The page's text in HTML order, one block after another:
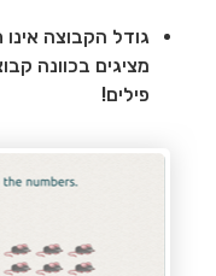
גודל הקבוצה
מציגים בכוונה
פילים!